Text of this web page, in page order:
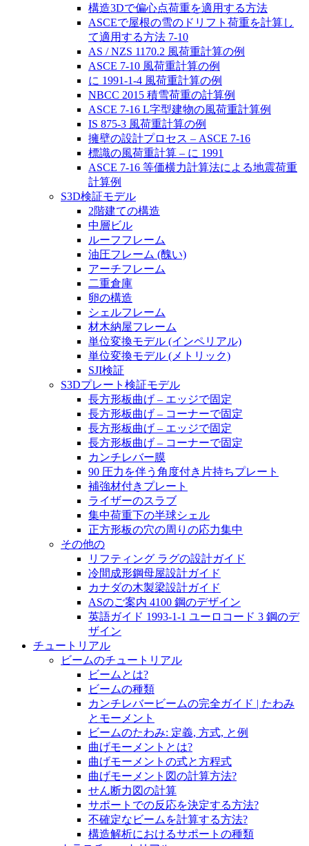
構造3Dで偏心点荷重を適用する方法
ASCEで屋根の雪のドリフト荷重を計算し
て適用する方法 7-10
AS / NZS 1170.2 風荷重計算の例
ASCE 7-10 風荷重計算の例
に 1991-1-4 風荷重計算の例
NBCC 2015 積雪荷重の計算例
ASCE 7-16 L字型建物の風荷重計算例
IS 875-3 風荷重計算の例
擁壁の設計プロセス – ASCE 7-16
標識の風荷重計算 – に 1991
ASCE 7-16 等価横力計算法による地震荷重
計算例
S3D検証モデル
2階建ての構造
中層ビル
ルーフフレーム
油圧フレーム (醜い)
アーチフレーム
二重倉庫
卵の構造
シェルフレーム
材木納屋フレーム
単位変換モデル (インペリアル)
単位変換モデル (メトリック)
SJI検証
S3Dプレート検証モデル
長方形板曲げ – エッジで固定
長方形板曲げ – コーナーで固定
長方形板曲げ – エッジで固定
長方形板曲げ – コーナーで固定
カンチレバー膜
90 圧力を伴う角度付き片持ちプレート
補強材付きプレート
ライザーのスラブ
集中荷重下の半球シェル
正方形板の穴の周りの応力集中
その他の
リフティング ラグの設計ガイド
冷間成形鋼母屋設計ガイド
カナダの木製梁設計ガイド
ASのご案内 4100 鋼のデザイン
英語ガイド 1993-1-1 ユーロコード 3 鋼のデ
ザイン
チュートリアル
ビームのチュートリアル
ビームとは?
ビームの種類
カンチレバービームの完全ガイド | たわみ
とモーメント
ビームのたわみ: 定義, 方式, と例
曲げモーメントとは?
曲げモーメントの式と方程式
曲げモーメント図の計算方法?
せん断力図の計算
サポートでの反応を決定する方法?
不確定なビームを計算する方法?
構造解析におけるサポートの種類